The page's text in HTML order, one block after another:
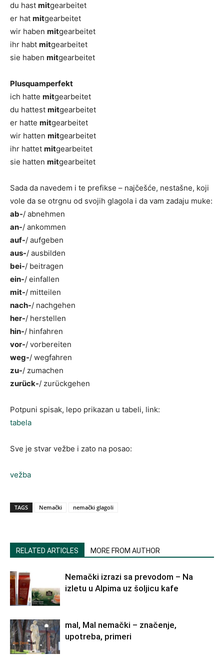
du hast mitgearbeitet
er hat mitgearbeitet
wir haben mitgearbeitet
ihr habt mitgearbeitet
sie haben mitgearbeitet
Plusquamperfekt
ich hatte mitgearbeitet
du hattest mitgearbeitet
er hatte mitgearbeitet
wir hatten mitgearbeitet
ihr hattet mitgearbeitet
sie hatten mitgearbeitet
Sada da navedem i te prefikse – najčešće, nestašne, koji
vole da se otrgnu od svojih glagola i da vam zadaju muke:
ab-/ abnehmen
an-/ ankommen
auf-/ aufgeben
aus-/ ausbilden
bei-/ beitragen
ein-/ einfallen
mit-/ mitteilen
nach-/ nachgehen
her-/ herstellen
hin-/ hinfahren
vor-/ vorbereiten
weg-/ wegfahren
zu-/ zumachen
zurück-/ zurückgehen
Potpuni spisak, lepo prikazan u tabeli, link:
tabela
Sve je stvar vežbe i zato na posao:
vežba
TAGS Nemački nemački glagoli
RELATED ARTICLES MORE FROM AUTHOR
Nemački izrazi sa prevodom – Na
izletu u Alpima uz šoljicu kafe
mal, Mal nemački – značenje,
upotreba, primeri